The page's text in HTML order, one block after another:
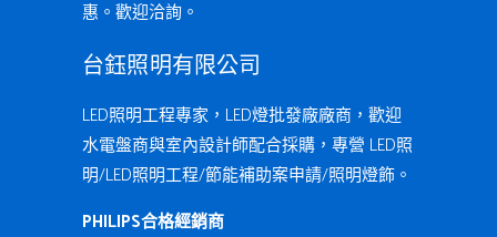
惠。歡迎洽詢。
台鈺照明有限公司
LED照明工程專家，LED燈批發廠廠商，歡迎
水電盤商與室內設計師配合採購，專營 LED照
明/LED照明工程/節能補助案申請/照明燈飾。
PHILIPS合格經銷商